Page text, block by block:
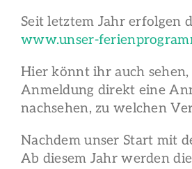
Seit letztem Jahr erfolgen
www.unser-
Hier könnt ihr auch
Anmeldung direkt eine
nachsehen, zu welchen
Nachdem unser Start mit
Ab diesem Jahr werden